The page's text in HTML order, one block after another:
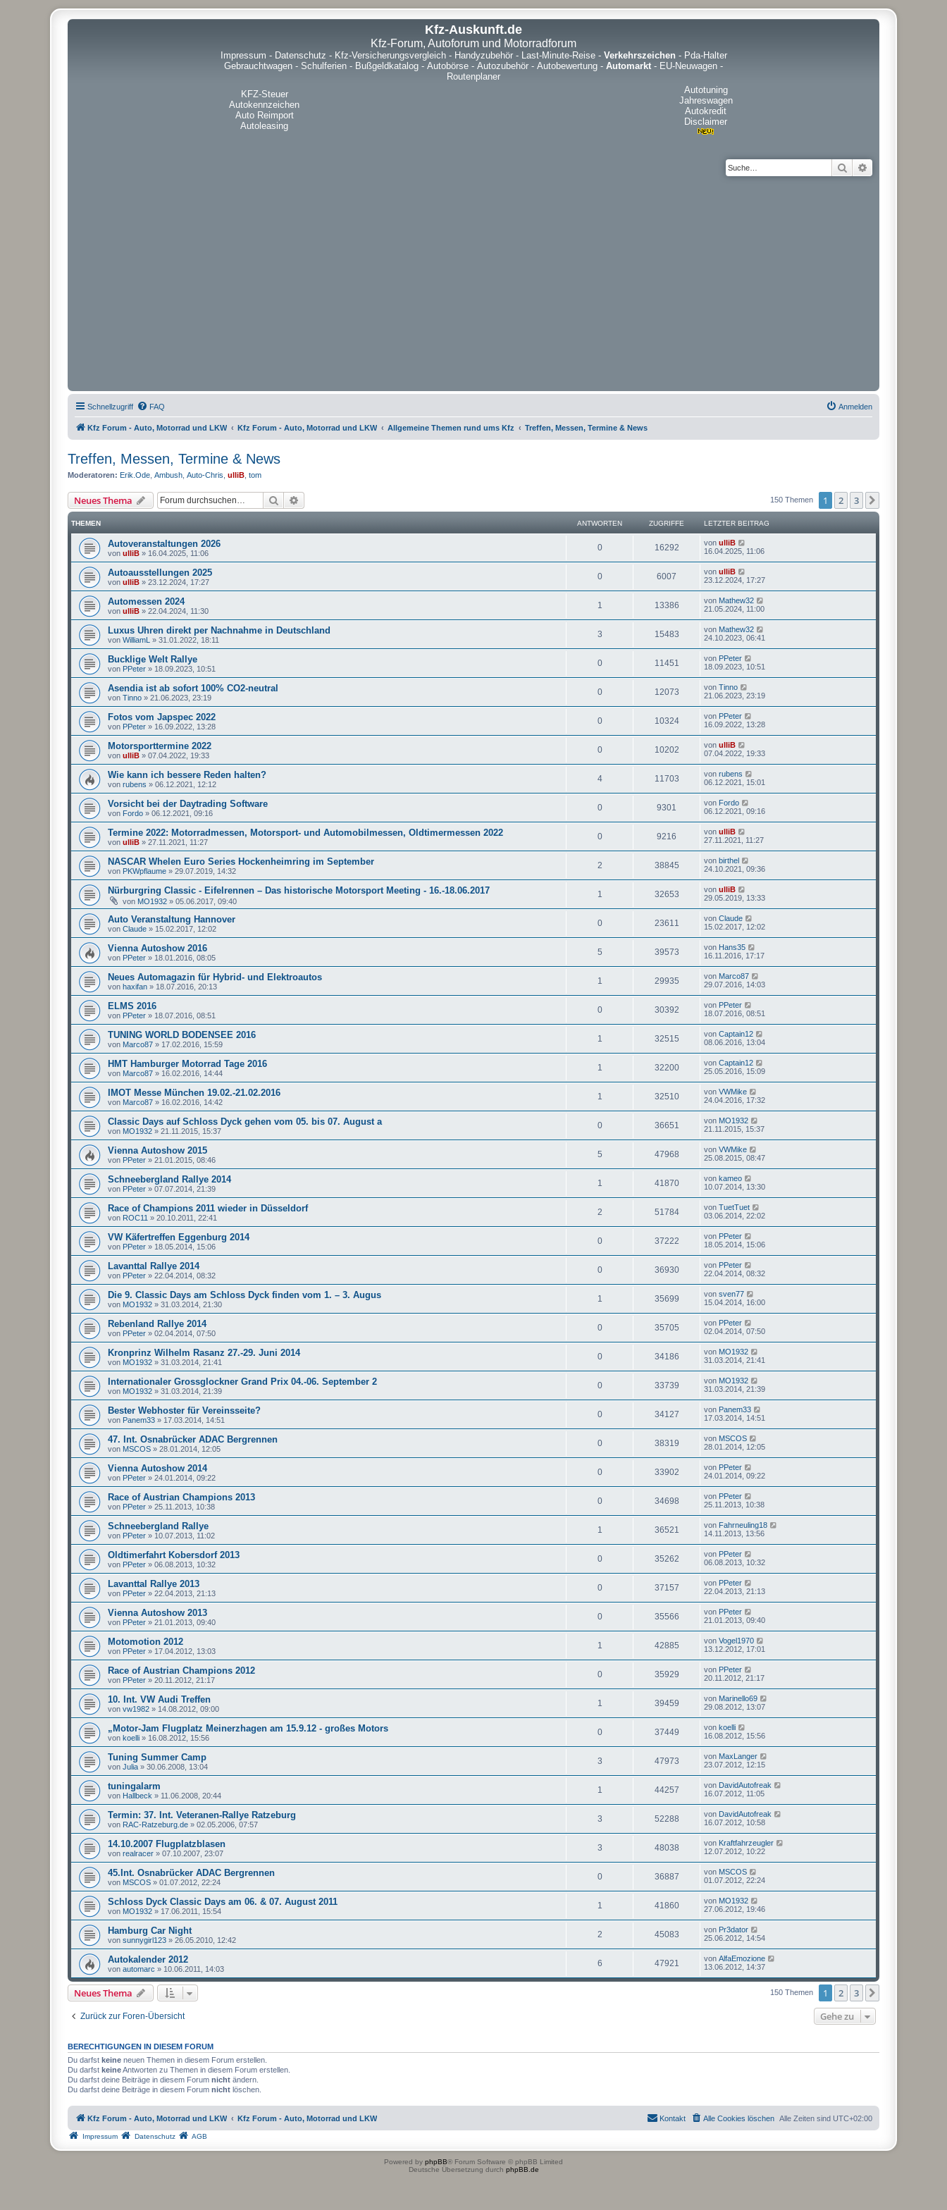
Kfz-Auskunft.de
Kfz-Forum, Autoforum und Motorradforum
Impressum - Datenschutz - Kfz-Versicherungsvergleich- Handyzubehör- Last-Minute-Reise- Verkehrszeichen- Pda-Halter
Gebrauchtwagen - Schulferien - Bußgeldkatalog - Autobörse - Autozubehör - Autobewertung - Automarkt - EU-Neuwagen -
Routenplaner
KFZ-Steuer
Autokennzeichen
Auto Reimport
Autoleasing
Autotuning
Jahreswagen
Autokredit
Disclaimer
Suche
Schnellzugriff FAQ Anmelden
Kfz Forum - Auto, Motorrad und LKW Kfz Forum - Auto, Motorrad und LKW Allgemeine Themen rund ums Kfz Treffen, Messen, Termine & News
Treffen, Messen, Termine & News
Moderatoren: Erik.Ode Ambush Auto-Chris ulliB tom
Neues Thema Suche 150 Themen 1 2 3
THEMEN ANTWORTEN ZUGRIFFE LETZTER BEITRAG
Autoveranstaltungen 2026
von ulliB » 16.04.2025, 11:06
0 16292 von ulliB
16.04.2025, 11:06
Autoausstellungen 2025
von ulliB » 23.12.2024, 17:27
0 6007 von ulliB
23.12.2024, 17:27
Automessen 2024
von ulliB » 22.04.2024, 11:30
1 13386 von Mathew32
21.05.2024, 11:00
Luxus Uhren direkt per Nachnahme in Deutschland
von WilliamL » 31.01.2022, 18:11
3 15483 von Mathew32
24.10.2023, 06:41
Bucklige Welt Rallye
von PPeter » 18.09.2023, 10:51
0 11451 von PPeter
18.09.2023, 10:51
Asendia ist ab sofort 100% CO2-neutral
von Tinno » 21.06.2023, 23:19
0 12073 von Tinno
21.06.2023, 23:19
Fotos vom Japspec 2022
von PPeter » 16.09.2022, 13:28
0 10324 von PPeter
16.09.2022, 13:28
Motorsporttermine 2022
von ulliB » 07.04.2022, 19:33
0 10202 von ulliB
07.04.2022, 19:33
Wie kann ich bessere Reden halten?
von rubens » 06.12.2021, 12:12
4 11703 von rubens
06.12.2021, 15:01
Vorsicht bei der Daytrading Software
von Fordo » 06.12.2021, 09:16
0 9301 von Fordo
06.12.2021, 09:16
Termine 2022: Motorradmessen, Motorsport- und Automobilmessen, Oldtimermessen 2022
von ulliB » 27.11.2021, 11:27
0 9216 von ulliB
27.11.2021, 11:27
NASCAR Whelen Euro Series Hockenheimring im September
von PKWpflaume » 29.07.2019, 14:32
2 38845 von birthel
24.10.2021, 09:36
Nürburgring Classic - Eifelrennen – Das historische Motorsport Meeting - 16.-18.06.2017
von MO1932 » 05.06.2017, 09:40
1 32653 von ulliB
29.05.2019, 13:33
Auto Veranstaltung Hannover
von Claude » 15.02.2017, 12:02
0 23611 von Claude
15.02.2017, 12:02
Vienna Autoshow 2016
von PPeter » 18.01.2016, 08:05
5 39573 von Hans35
16.11.2016, 17:17
Neues Automagazin für Hybrid- und Elektroautos
von haxifan » 18.07.2016, 20:13
1 29935 von Marco87
29.07.2016, 14:03
ELMS 2016
von PPeter » 18.07.2016, 08:51
0 30392 von PPeter
18.07.2016, 08:51
TUNING WORLD BODENSEE 2016
von Marco87 » 17.02.2016, 15:59
1 32515 von Captain12
08.06.2016, 13:04
HMT Hamburger Motorrad Tage 2016
von Marco87 » 16.02.2016, 14:44
1 32200 von Captain12
25.05.2016, 15:09
IMOT Messe München 19.02.-21.02.2016
von Marco87 » 16.02.2016, 14:42
1 32510 von VWMike
24.04.2016, 17:32
Classic Days auf Schloss Dyck gehen vom 05. bis 07. August a
von MO1932 » 21.11.2015, 15:37
0 36651 von MO1932
21.11.2015, 15:37
Vienna Autoshow 2015
von PPeter » 21.01.2015, 08:46
5 47968 von VWMike
25.08.2015, 08:47
Schneebergland Rallye 2014
von PPeter » 07.07.2014, 21:39
1 41870 von kameo
10.07.2014, 13:30
Race of Champions 2011 wieder in Düsseldorf
von ROC11 » 20.10.2011, 22:41
2 51784 von TuetTuet
03.06.2014, 22:02
VW Käfertreffen Eggenburg 2014
von PPeter » 18.05.2014, 15:06
0 37222 von PPeter
18.05.2014, 15:06
Lavanttal Rallye 2014
von PPeter » 22.04.2014, 08:32
0 36930 von PPeter
22.04.2014, 08:32
Die 9. Classic Days am Schloss Dyck finden vom 1. – 3. Augus
von MO1932 » 31.03.2014, 21:30
1 35699 von sven77
15.04.2014, 16:00
Rebenland Rallye 2014
von PPeter » 02.04.2014, 07:50
0 35705 von PPeter
02.04.2014, 07:50
Kronprinz Wilhelm Rasanz 27.-29. Juni 2014
von MO1932 » 31.03.2014, 21:41
0 34186 von MO1932
31.03.2014, 21:41
Internationaler Grossglockner Grand Prix 04.-06. September 2
von MO1932 » 31.03.2014, 21:39
0 33739 von MO1932
31.03.2014, 21:39
Bester Webhoster für Vereinsseite?
von Panem33 » 17.03.2014, 14:51
0 34127 von Panem33
17.03.2014, 14:51
47. Int. Osnabrücker ADAC Bergrennen
von MSCOS » 28.01.2014, 12:05
0 38319 von MSCOS
28.01.2014, 12:05
Vienna Autoshow 2014
von PPeter » 24.01.2014, 09:22
0 33902 von PPeter
24.01.2014, 09:22
Race of Austrian Champions 2013
von PPeter » 25.11.2013, 10:38
0 34698 von PPeter
25.11.2013, 10:38
Schneebergland Rallye
von PPeter » 10.07.2013, 11:02
1 36521 von Fahrneuling18
14.11.2013, 13:56
Oldtimerfahrt Kobersdorf 2013
von PPeter » 06.08.2013, 10:32
0 35262 von PPeter
06.08.2013, 10:32
Lavanttal Rallye 2013
von PPeter » 22.04.2013, 21:13
0 37157 von PPeter
22.04.2013, 21:13
Vienna Autoshow 2013
von PPeter » 21.01.2013, 09:40
0 35566 von PPeter
21.01.2013, 09:40
Motomotion 2012
von PPeter » 17.04.2012, 13:03
1 42885 von Vogel1970
13.12.2012, 17:01
Race of Austrian Champions 2012
von PPeter » 20.11.2012, 21:17
0 35929 von PPeter
20.11.2012, 21:17
10. Int. VW Audi Treffen
von vw1982 » 14.08.2012, 09:00
1 39459 von Marinello69
29.08.2012, 13:07
„Motor-Jam Flugplatz Meinerzhagen am 15.9.12 - großes Motors
von koelli » 16.08.2012, 15:56
0 37449 von koelli
16.08.2012, 15:56
Tuning Summer Camp
von Julia » 30.06.2008, 13:04
3 47973 von MaxLanger
23.07.2012, 12:15
tuningalarm
von Hallbeck » 11.06.2008, 20:44
1 44257 von DavidAutofreak
16.07.2012, 11:05
Termin: 37. Int. Veteranen-Rallye Ratzeburg
von RAC-Ratzeburg.de » 02.05.2006, 07:57
3 52288 von DavidAutofreak
16.07.2012, 10:58
14.10.2007 Flugplatzblasen
von realracer » 07.10.2007, 23:07
3 48038 von Kraftfahrzeugler
12.07.2012, 10:22
45.Int. Osnabrücker ADAC Bergrennen
von MSCOS » 01.07.2012, 22:24
0 36887 von MSCOS
01.07.2012, 22:24
Schloss Dyck Classic Days am 06. & 07. August 2011
von MO1932 » 17.06.2011, 15:54
1 41860 von MO1932
27.06.2012, 19:46
Hamburg Car Night
von sunnygirl123 » 26.05.2010, 12:42
2 45083 von Pr3dator
25.06.2012, 14:54
Autokalender 2012
von automarc » 10.06.2011, 14:03
6 47921 von AlfaEmozione
13.06.2012, 14:37
Neues Thema 150 Themen 1 2 3
Zurück zur Foren-Übersicht Gehe zu
BERECHTIGUNGEN IN DIESEM FORUM
Du darfst keine neuen Themen in diesem Forum erstellen.
Du darfst keineAntworten zu Themen in diesem Forum erstellen.
Du darfst deine Beiträge in diesem Forum nicht ändern.
Du darfst deine Beiträge in diesem Forum nicht löschen.
Kfz Forum - Auto, Motorrad und LKW Kfz Forum - Auto, Motorrad und LKW Alle Zeiten sind UTC+02:00
Alle Cookies löschen
Kontakt
Impressum Datenschutz AGB
Powered by phpBB® Forum Software © phpBB Limited
Deutsche Übersetzung durch phpBB.de